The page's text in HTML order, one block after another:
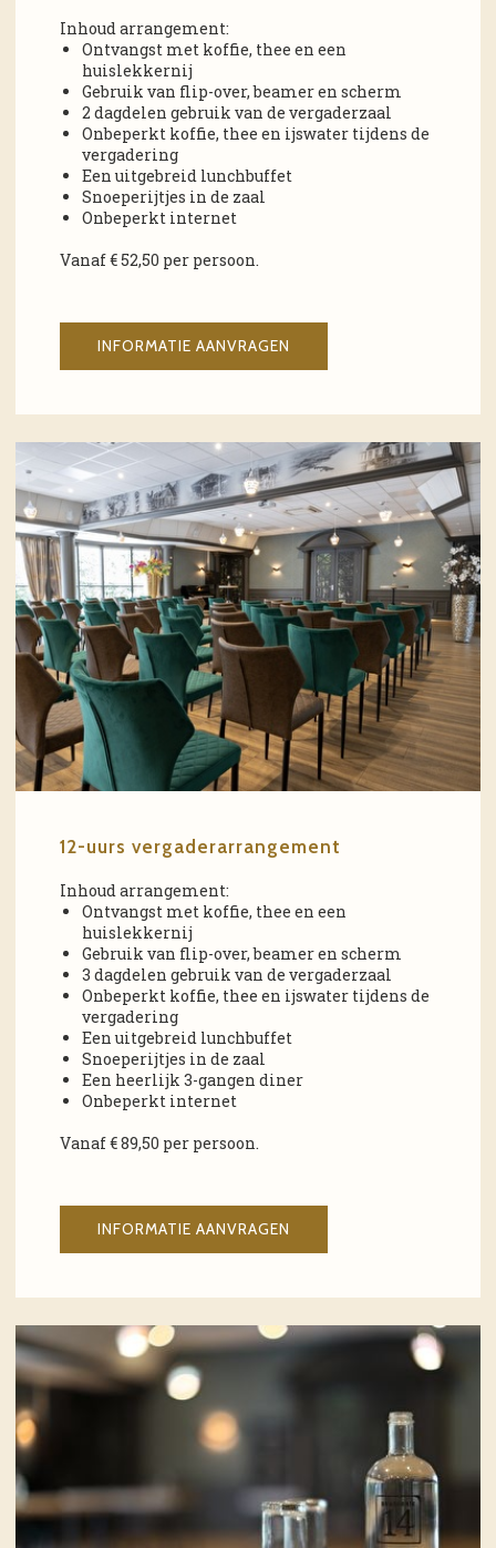
Inhoud arrangement:
Ontvangst met koffie, thee en een
huislekkernij
Gebruik van flip-over, beamer en scherm
2 dagdelen gebruik van de vergaderzaal
Onbeperkt koffie, thee en ijswater tijdens de
vergadering
Een uitgebreid lunchbuffet
Snoeperijtjes in de zaal
Onbeperkt internet
Vanaf € 52,50 per persoon.
INFORMATIE AANVRAGEN
12-uurs vergaderarrangement
Inhoud arrangement:
Ontvangst met koffie, thee en een
huislekkernij
Gebruik van flip-over, beamer en scherm
3 dagdelen gebruik van de vergaderzaal
Onbeperkt koffie, thee en ijswater tijdens de
vergadering
Een uitgebreid lunchbuffet
Snoeperijtjes in de zaal
Een heerlijk 3-gangen diner
Onbeperkt internet
Vanaf € 89,50 per persoon.
INFORMATIE AANVRAGEN